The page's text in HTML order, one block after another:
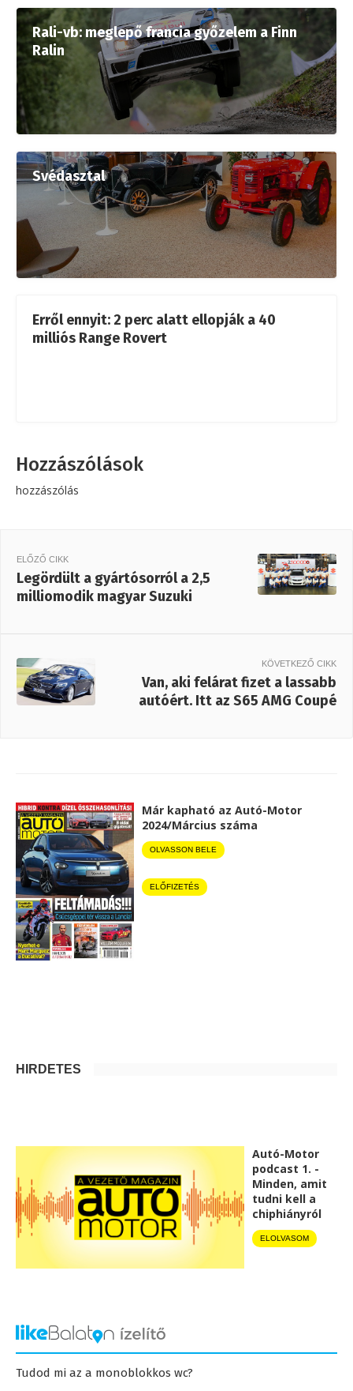
Rali-vb: meglepő francia győzelem a Finn
Ralin
Svédasztal
Erről ennyit: 2 perc alatt ellopják a 40
milliós Range Rovert
Hozzászólások
hozzászólás
ELŐZŐ CIKK
Legördült a gyártósorról a 2,5
milliomodik magyar Suzuki
KÖVETKEZŐ CIKK
Van, aki felárat fizet a lassabb
autóért. Itt az S65 AMG Coupé
Már kapható az Autó-Motor
2024/Március száma
OLVASSON BELE
ELŐFIZETÉS
HIRDETÉS
Autó-Motor
podcast 1. -
Minden, amit
tudni kell a
chiphiányról
ELOLVASOM
Tudod mi az a monoblokkos wc?